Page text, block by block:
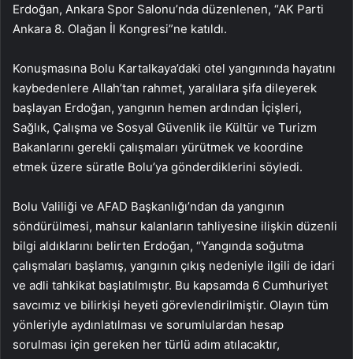
Erdoğan, Ankara Spor Salonu’nda düzenlenen, “AK Parti
Ankara 8. Olağan İl Kongresi”ne katıldı.
Konuşmasına Bolu Kartalkaya’daki otel yangınında hayatını
kaybedenlere Allah’tan rahmet, yaralılara şifa dileyerek
başlayan Erdoğan, yangının hemen ardından İçişleri,
Sağlık, Çalışma ve Sosyal Güvenlik ile Kültür ve Turizm
Bakanlarını gerekli çalışmaları yürütmek ve koordine
etmek üzere süratle Bolu’ya gönderdiklerini söyledi.
Bolu Valiliği ve AFAD Başkanlığı’ndan da yangının
söndürülmesi, mahsur kalanların tahliyesine ilişkin düzenli
bilgi aldıklarını belirten Erdoğan, “Yangında soğutma
çalışmaları başlamış, yangının çıkış nedeniyle ilgili de idari
ve adli tahkikat başlatılmıştır. Bu kapsamda 6 Cumhuriyet
savcımız ve bilirkişi heyeti görevlendirilmiştir. Olayın tüm
yönleriyle aydınlatılması ve sorumlulardan hesap
sorulması için gereken her türlü adım atılacaktır,